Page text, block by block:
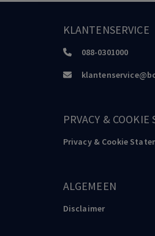
KLANTENSERVICE
088-0301000
PRVACY & COOKIE
Privacy & Cookie
ALGEMEEN
Disclaimer